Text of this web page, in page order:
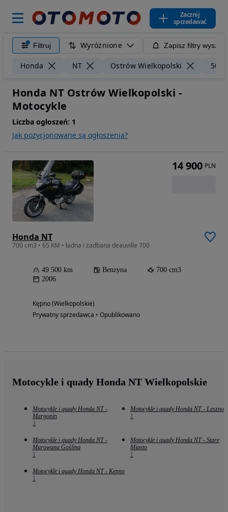
Zacznij
sprzedawać
Filtruj Wyróżnione Zapisz filtry
Honda NT Ostrów Wielkopolski 50
Honda NT Ostrów Wielkopolski -
Motocykle
Liczba ogłoszeń: 1
Jak pozycjonowane są ogłoszenia?
Honda NT
700 cm3 • 65 KM • ładna i zadbana deauville 700
49 500 km Benzyna
700 cm3
2006
Kępno (Wielkopolskie)
Prywatny sprzedawca • Opublikowano
14 900 PLN
Motocykle i quady Honda NT Wielkopolskie
Motocykle i quady Honda NT -
Margonin
3
Motocykle i quady Honda NT - Leszno
1
Motocykle i quady Honda NT -
Murowana Goślina
1
Motocykle i quady Honda NT - Stare
Miasto
1
Motocykle i quady Honda NT - Kępno
1